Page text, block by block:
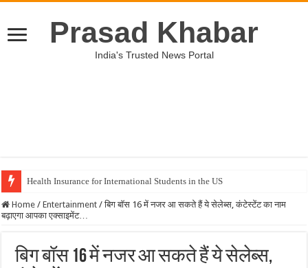
Prasad Khabar
India's Trusted News Portal
Health Insurance for International Students in the US
Home / Entertainment / बिग बॉस 16 में नजर आ सकते हैं ये सेलेब्स, कंटेस्टेंट का नाम
बढ़ाएगा आपका एक्साइमेंट…
बिग बॉस 16 में नजर आ सकते हैं ये सेलेब्स,